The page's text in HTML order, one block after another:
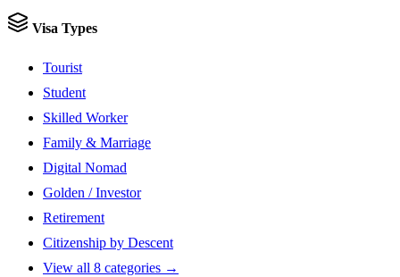
Visa Types
Tourist
Student
Skilled Worker
Family & Marriage
Digital Nomad
Golden / Investor
Retirement
Citizenship by Descent
View all 8 categories →